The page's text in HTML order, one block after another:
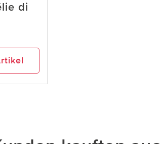
di